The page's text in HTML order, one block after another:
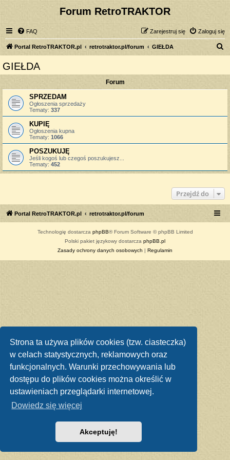
Strona ta używa plików cookies (tzw. ciasteczka)
w celach statystycznych, reklamowych oraz
funkcjonalnych. Warunki przechowywania lub
dostępu do plików cookies można określić w
ustawieniach przeglądarki internetowej.
Dowiedz się więcej
Akceptuję!
Forum RetroTRAKTOR
FAQ Zaloguj się
Zarejestruj się
Portal RetroTRAKTOR.pl retrotraktor.pl/forum GIEŁDA
GIEŁDA
Forum
SPRZEDAM
Ogłoszenia sprzedaży
Tematy: 337
KUPIĘ
Ogłoszenia kupna
Tematy: 1066
POSZUKUJĘ
Jeśli kogoś lub czegoś poszukujesz...
Tematy: 452
Przejdź do
Portal RetroTRAKTOR.pl retrotraktor.pl/forum
Technologię dostarcza phpBB® Forum Software © phpBB Limited
Polski pakiet językowy dostarcza phpBB.pl
Zasady ochrony danych osobowych | Regulamin